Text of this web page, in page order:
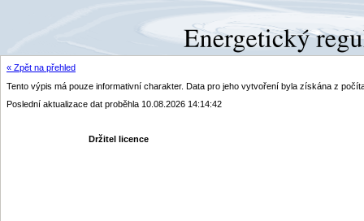
« Zpět na přehled
Tento výpis má pouze informativní charakter. Data pro jeho vytvoření byla získána z
Poslední aktualizace dat proběhla 10.08.2026 14:14:42
Držitel licence